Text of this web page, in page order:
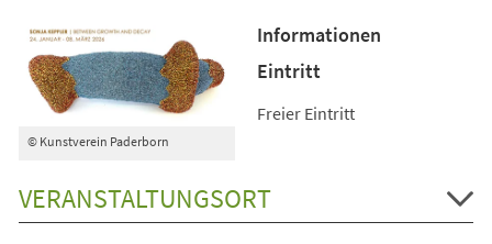
© Kunstverein Paderborn
Informationen
Eintritt
Freier Eintritt
VERANSTALTUNGSORT